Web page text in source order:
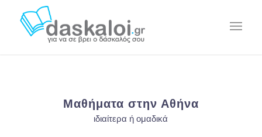
Μαθήματα στην Αθήνα
ιδιαίτερα ή ομαδικά